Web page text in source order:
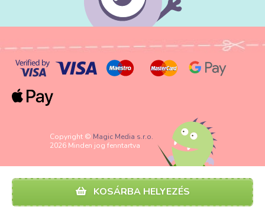
KOSÁRBA HELYEZÉS
Copyright © Magic Media s.r.o.
2026 Minden jog fenntartva